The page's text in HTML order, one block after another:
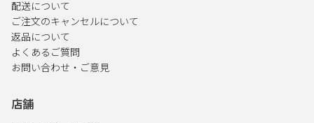
配送について
ご注文のキャンセルについて
返品について
よくあるご質問
お問い合わせ・ご意見
店舗